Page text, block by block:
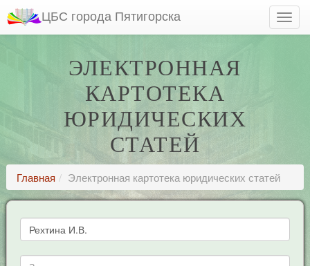
ЦБС города Пятигорска
ЭЛЕКТРОННАЯ
КАРТОТЕКА
ЮРИДИЧЕСКИХ
СТАТЕЙ
Главная Электронная картотека юридических статей